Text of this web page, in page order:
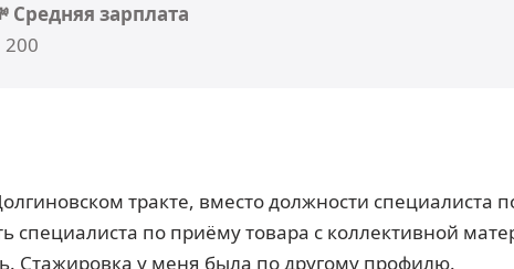
Средняя зарплата
200
тракте, вместо должности специалиста
специалиста по приёму товара с коллективной
Стажировка у меня была по другому профилю.